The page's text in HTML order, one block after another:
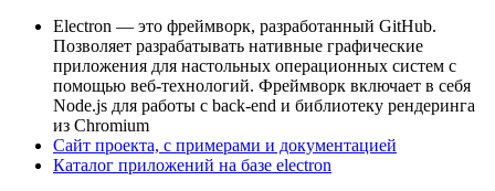
Electron — это фреймворк, разработанный GitHub.
Позволяет разрабатывать нативные графические
приложения для настольных операционных систем с
помощью веб-технологий. Фреймворк включает в себя
Node.js для работы с back-end и библиотеку рендеринга
из Chromium
Сайт проекта, с примерами и документацией
Каталог приложений на базе electron